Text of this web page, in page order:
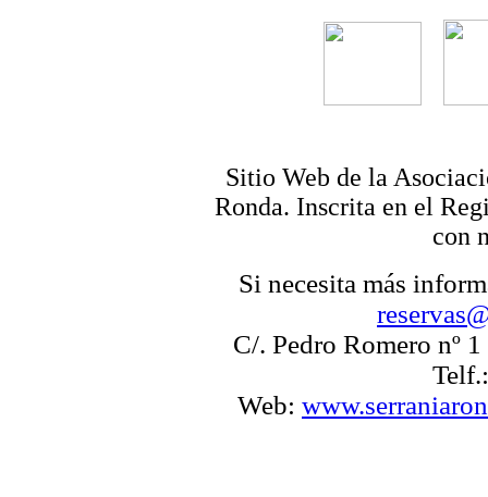
Sitio Web de la
Ronda. Inscrita en el
con
Si necesita más
C/. Pedro Romero nº
Web: